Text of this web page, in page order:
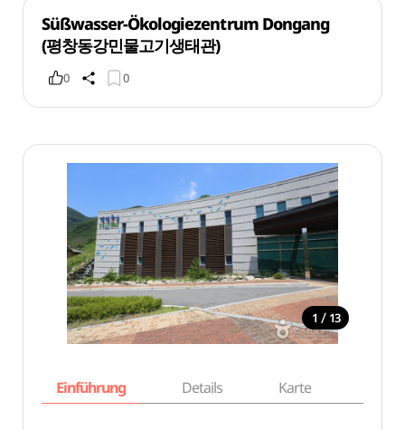
Süßwasser-Ökologiezentrum Dongang
(평창동강민물고기생태관)
0 0
1 / 13
Einführung Details Karte